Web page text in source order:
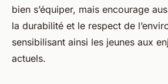
bien s’équiper, mais encourage
la durabilité et le respect de
sensibilisant ainsi les jeunes aux
actuels.